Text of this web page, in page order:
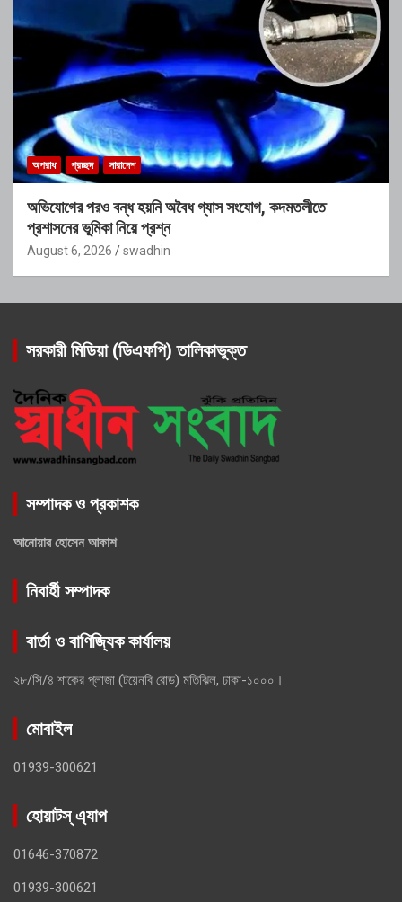
অপরাধ প্রচ্ছদ সারাদেশ
অভিযোগের পরও বন্ধ হয়নি অবৈধ গ্যাস সংযোগ, কদমতলীতে
প্রশাসনের ভূমিকা নিয়ে প্রশ্ন
August 6, 2026 swadhin
সরকারী মিডিয়া (ডিএফপি) তালিকাভুক্ত
সম্পাদক ও প্রকাশক
আনোয়ার হোসেন আকাশ
নিবার্হী সম্পাদক
বার্তা ও বাণিজ্যিক কার্যালয়
২৮/সি/৪ শাকের প্লাজা (টয়েনবি রোড) মতিঝিল, ঢাকা-১০০০।
মোবাইল
01939-300621
হোয়াটস্ এ্যাপ
01646-370872
01939-300621